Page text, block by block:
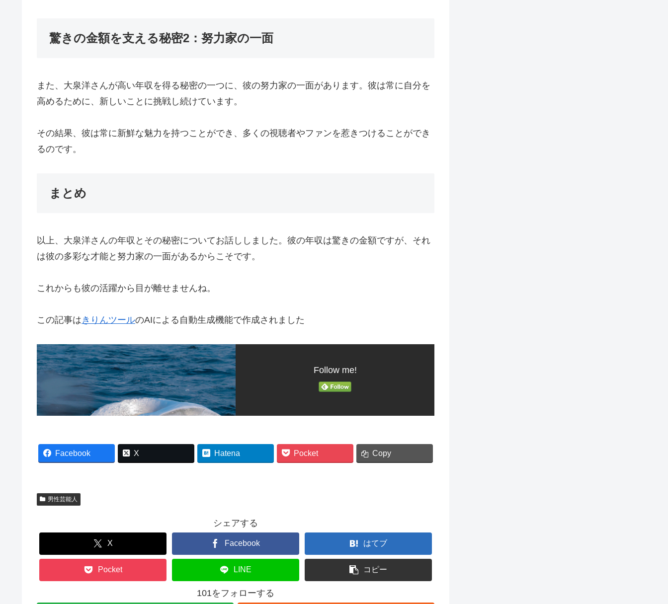
驚きの金額を支える秘密2：努力家の一面
また、大泉洋さんが高い年収を得る秘密の一つに、彼の努力家の一面があります。彼は常に自分を
高めるために、新しいことに挑戦し続けています。
その結果、彼は常に新鮮な魅力を持つことができ、多くの視聴者やファンを惹きつけることができ
るのです。
まとめ
以上、大泉洋さんの年収とその秘密についてお話ししました。彼の年収は驚きの金額ですが、それ
は彼の多彩な才能と努力家の一面があるからこそです。
これからも彼の活躍から目が離せませんね。
この記事はきりんツールのAIによる自動生成機能で作成されました
Follow me!
Facebook X Hatena Pocket Copy
男性芸能人
シェアする
X Facebook はてブ
Pocket LINE コピー
101をフォローする